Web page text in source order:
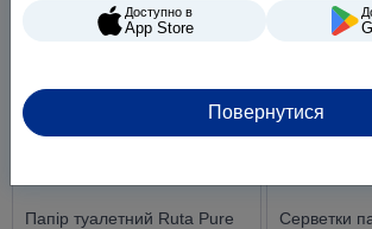
Папір туалетний Ruta Pure
Серветки
Доступно в
App Store
Повернутися